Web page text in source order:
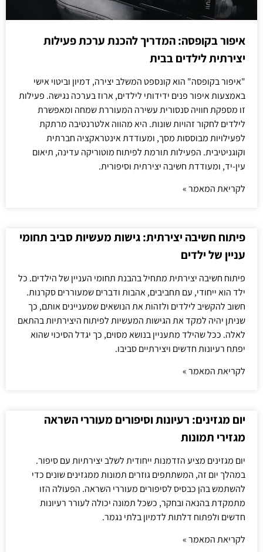
איפור בקופסה: המדריך להכנת ערכת פעילות
יצירתית לילדים בבית
"איפור בקופסה" הוא קונספט המשלב יצירה, דמיון וביטוי אישי
באמצעות איפור פנים ידידותי לילדים, ארוז בערכה נגישה. פעילות
זו מספקת חוויה סנסורית עשירה המעוררת שמחה ומאפשרת
לילדים לחקור זהויות שונות. היא מהווה אלטרנטיבה מרתקת
לפעילויות מבוססות מסך, ומעודדת אינטראקציה חברתית
וקוגניטיבית. הפעילות תורמת לפיתוח מוטוריקה עדינה, תיאום
עין-יד, ומעודדת חשיבה יצירתית וסיפורית.
לקריאת המאמר »
פיתוח חשיבה יצירתית: גישות מעשיות סביב תחומי
עניין של ילדים
פיתוח חשיבה יצירתית מתחיל בהבנת תחומי העניין של הילדים. כל
ילד הוא ייחודי, עם תחביבים, אהבות ודברים שמעוררים סקרנות.
חשוב להקשיב לילדים ולזהות את הנושאים שמעניינים אותם, כך
שניתן יהיה למקד את הגישות המעשיות לפיתוח היצירתיות בהתאם
לאלה. ככל שהילד מתעניין בנושא מסוים, כך יגדל הסיכוי שהוא
יפתח רעיונות חדשים ויצירתיים סביבו.
לקריאת המאמר »
יום מגזינים: רעיונות וסיפורים מעוררי השראה
מגזירי תמונות
יום מגזינים מציע הזדמנות ייחודית לשלב יצירתיות עם סיפור.
במהלך יום זה, המשתתפים גוזרים תמונות ממגזינים שונים כדי
להשתמש בהן כבסיס לסיפורים מעוררי השראה. הפעולה הזו
מתמקדת בהנאה ובחקר, כשכל תמונה יכולה לעורר רעיונות
חדשים ולפתוח דלתות לדמיון בלתי נגמר.
לקריאת המאמר »